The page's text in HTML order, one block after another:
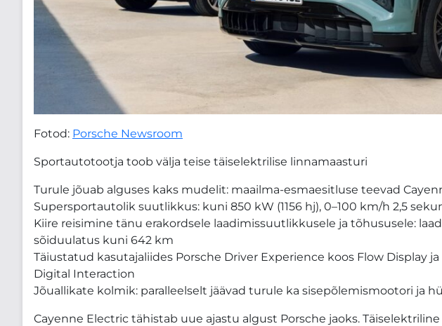
Fotod: Porsche Newsroom
Sportautotootja toob välja teise täiselektrilise linnamaasturi
Turule jõuab alguses kaks mudelit: maailma-esmaesitluse teevad
Supersportautolik suutlikkus: kuni 850 kW (1156 hj), 0–100 km/h 2,5
Kiire reisimine tänu erakordsele laadimissuutlikkusele ja tõhususele:
sõiduulatus kuni 642 km
Täiustatud kasutajaliides Porsche Driver Experience koos Flow Display
Digital Interaction
Jõuallikate kolmik: paralleelselt jäävad turule ka sisepõlemismootori ja
Cayenne Electric tähistab uue ajastu algust Porsche jaoks.